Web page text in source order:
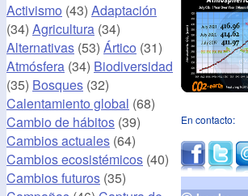
Activismo (43) Adaptación
(34) Agricultura (34)
Alternativas (53) Ártico (31)
Atmósfera (34) Biodiversidad
(35) Bosques (32)
Calentamiento global (68)
Cambio de hábitos (39)
Cambios actuales (64)
Cambios ecosistémicos (40)
Cambios futuros (35)
En contacto: